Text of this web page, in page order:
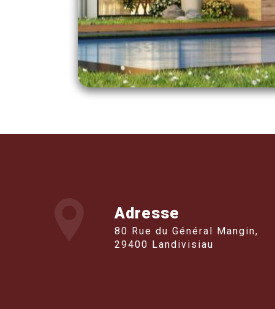
Adresse
80 Rue du Général Mangin,
29400 Landivisiau